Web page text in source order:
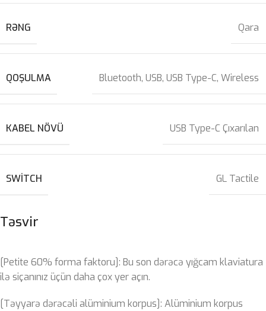
Təsvir
[Petite 60% forma faktoru]: Bu son dərəcə yığcam klaviatura
ilə siçanınız üçün daha çox yer açın.
[Təyyarə dərəcəli alüminium korpus]: Alüminium korpus
RƏNG Qara
QOŞULMA Bluetooth, USB, USB Type-C, Wireless
KABEL NÖVÜ USB Type-C Çıxarılan
SWITCH GL Tactile